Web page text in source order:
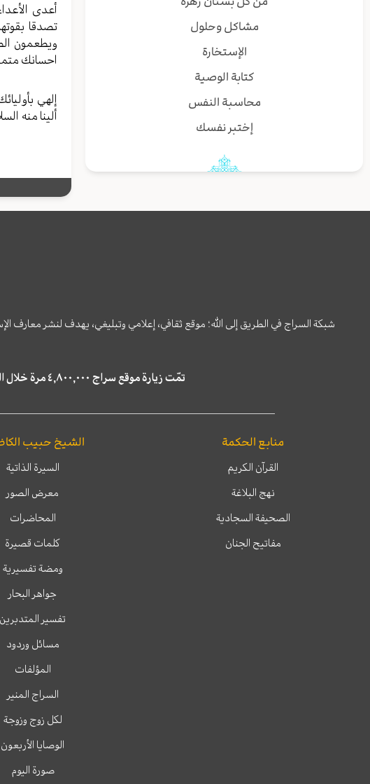
مشاكل وحلول
الإستخارة
كتابة الوصية
محاسبة النفس
إختبر نفسك
أعدی
تصدقا
ویطعمون
احسانك
إلهي
ألینا منه
شبكة السراج في الطريق إلى الله؛ موقع ثقافي، إعلامي وتبليغي، يهدف لنشر
تمّت زيارة موقع سراج ٤,٨٠٠,٠٠٠ مرة خلال الستة أشهر الماضية، كما ظهر في نتائج البحث في محركات البحث٢٢,٢٩٠,٠٠٠ مرّة.
منابع الحكمة
القرآن الكريم
نهج البلاغة
الصحيفة السجادية
مفاتيح الجنان
الشيخ حبيب
السيرة الذاتية
معرض الصور
المحاضرات
كلمات قصيرة
ومضة تفسيرية
جواهر البحار
تفسير المتدبرين
مسائل وردود
المؤلفات
السراج المنير
لكل زوج وزوجة
الوصايا الأربعون
صورة اليوم